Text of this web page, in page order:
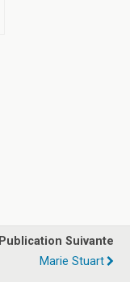
Publication Suivante
Marie Stuart